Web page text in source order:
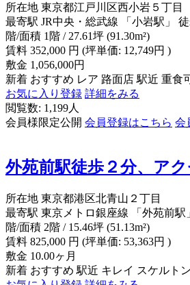
所在地 東京都江戸川区西小岩５丁目
最寄駅 JR中央・総武線 「小岩駅」
階/面積 1階 / 27.61坪 (91.30m²)
賃料 352,000 円 (坪単価: 12,749円 )
敷金 1,056,000円
新着 おすすめ レア 路面店 駅近 重食
お気に入り登録 詳細をみる
閲覧数: 1,199人
会員様限定公開 会員登録はこちら 会
外苑前駅徒歩２分、ア
所在地 東京都港区北青山２丁目
最寄駅 東京メトロ銀座線 「外苑前駅
階/面積 2階 / 15.46坪 (51.13m²)
賃料 825,000 円 (坪単価: 53,363円 )
敷金 10.00ヶ月
新着 おすすめ 駅近 キレイ スケルトン